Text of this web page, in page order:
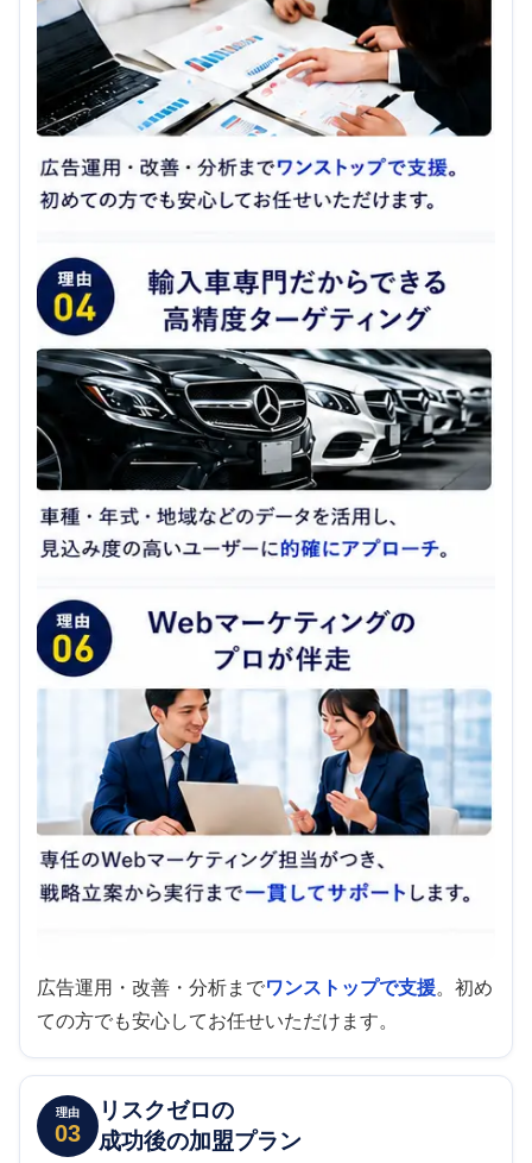
広告運用・改善・分析までワンストップで支援。初め
ての方でも安心してお任せいただけます。
理由
03
リスクゼロの
成功後の加盟プラン